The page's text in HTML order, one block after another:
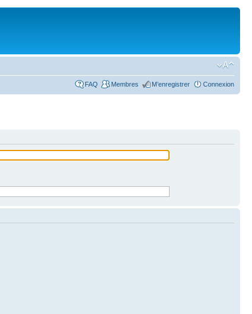
FAQ Membres M’enregistrer Connexion